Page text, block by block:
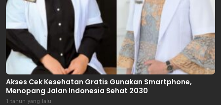
Akses Cek Kesehatan Gratis Gunakan Smartphone,
Menopang Jalan Indonesia Sehat 2030
1 tahun yang lalu